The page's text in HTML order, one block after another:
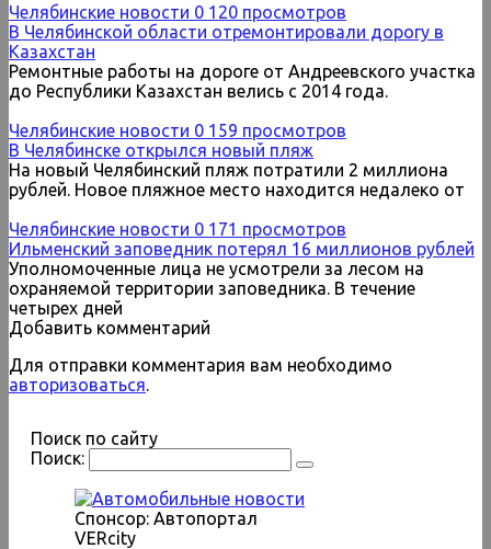
Челябинские новости 0 120 просмотров
В Челябинской области отремонтировали дорогу в
Казахстан
Ремонтные работы на дороге от Андреевского участка
до Республики Казахстан велись с 2014 года.
Челябинские новости 0 159 просмотров
В Челябинске открылся новый пляж
На новый Челябинский пляж потратили 2 миллиона
рублей. Новое пляжное место находится недалеко от
Челябинские новости 0 171 просмотров
Ильменский заповедник потерял 16 миллионов рублей
Уполномоченные лица не усмотрели за лесом на
охраняемой территории заповедника. В течение
четырех дней
Добавить комментарий
Для отправки комментария вам необходимо
авторизоваться.
Поиск по сайту
Поиск:
Спонсор: Автопортал
VERcity